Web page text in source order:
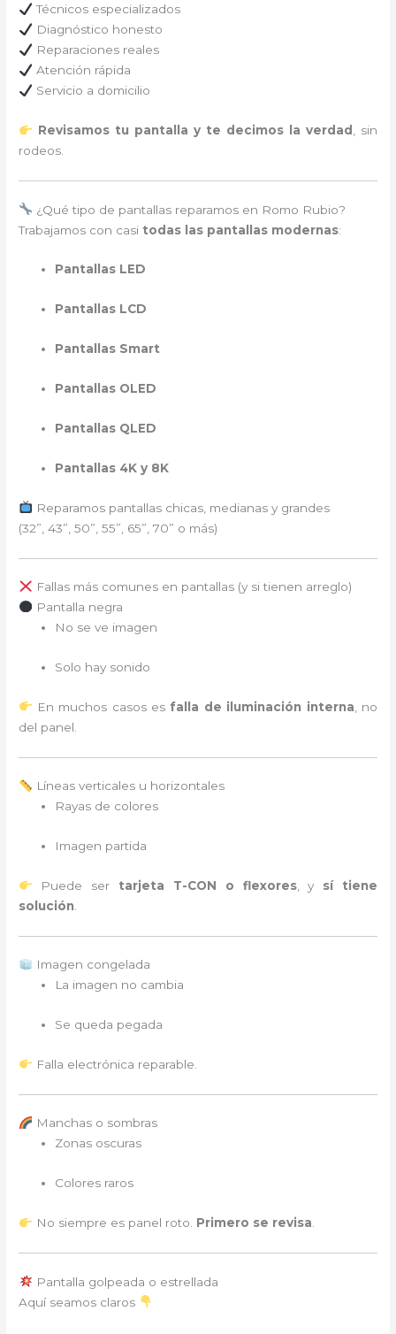
Técnicos especializados
Diagnóstico honesto
Reparaciones reales
Atención rápida
Servicio a domicilio
Revisamos tu pantalla y te decimos la verdad
, sin
rodeos.
¿Qué tipo de pantallas reparamos en Romo Rubio?
Trabajamos con casi todas las pantallas modernas:
Pantallas LED
Pantallas LCD
Pantallas Smart
Pantallas OLED
Pantallas QLED
Pantallas 4K y 8K
Reparamos pantallas chicas, medianas y grandes
(32”, 43”, 50”, 55”, 65”, 70” o más)
Fallas más comunes en pantallas (y si tienen arreglo)
Pantalla negra
No se ve imagen
Solo hay sonido
En muchos casos es falla de iluminación interna , no
del panel.
Líneas verticales u horizontales
Rayas de colores
Imagen partida
Puede ser tarjeta T-CON o flexores, y sí tiene
solución
Imagen congelada
La imagen no cambia
Se queda pegada
Falla electrónica reparable.
Manchas o sombras
Zonas oscuras
Colores raros
No siempre es panel roto. Primero se revisa.
Pantalla golpeada o estrellada
Aquí seamos claros